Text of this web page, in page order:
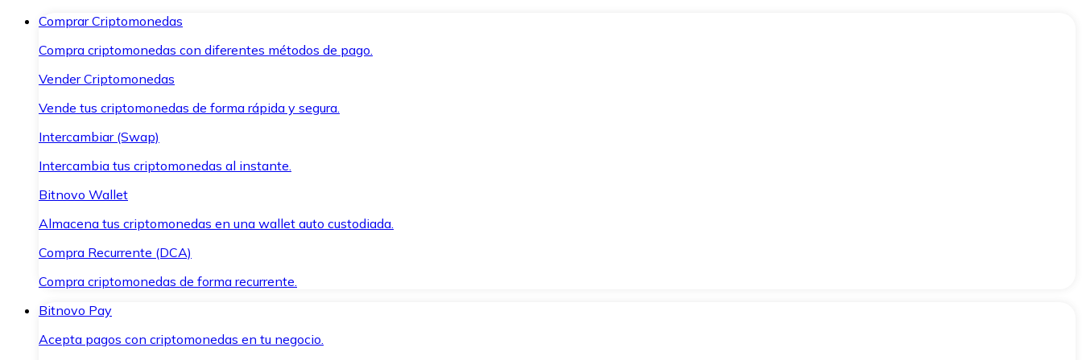
Comprar Criptomonedas
Compra criptomonedas con diferentes métodos de pago.
Vender Criptomonedas
Vende tus criptomonedas de forma rápida y segura.
Intercambiar (Swap)
Intercambia tus criptomonedas al instante.
Bitnovo Wallet
Almacena tus criptomonedas en una wallet auto custodiada.
Compra Recurrente (DCA)
Compra criptomonedas de forma recurrente.
Bitnovo Pay
Acepta pagos con criptomonedas en tu negocio.